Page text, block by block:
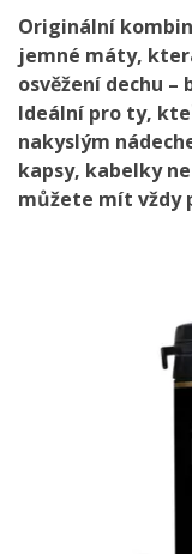
Originální
jemné máty,
osvěžení dechu
Ideální pro ty,
nakyslým
kapsy, kabelky
můžete mít vždy